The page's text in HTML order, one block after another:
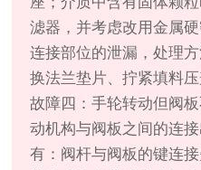
滤器，并考虑改用金属
连接部位的泄漏，处理
换法兰垫片、拧紧填料
故障四：手轮转动但阀
动机构与阀板之间的连
有：阀杆与阀板的键连